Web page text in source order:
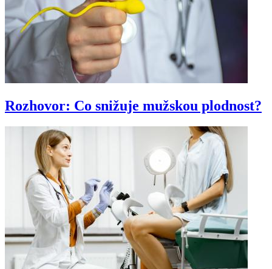
Rozhovor: Co snižuje mužskou plodnost?